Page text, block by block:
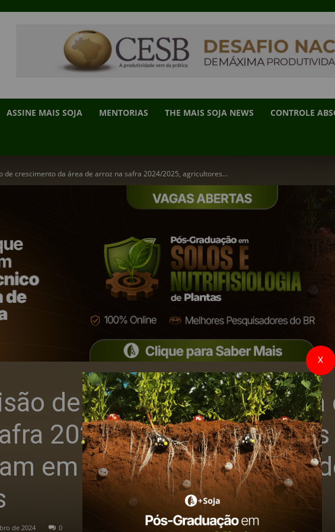
ASSINE MAIS SOJA MENTORIAS THE MAIS SOJA NEWS CONTROLE
de crescimento da área de arroz na safra 2024/2025, agricultores...
de crescimento da área
2024/2025, agricultores
em alerta para controle
de 2024 0
X